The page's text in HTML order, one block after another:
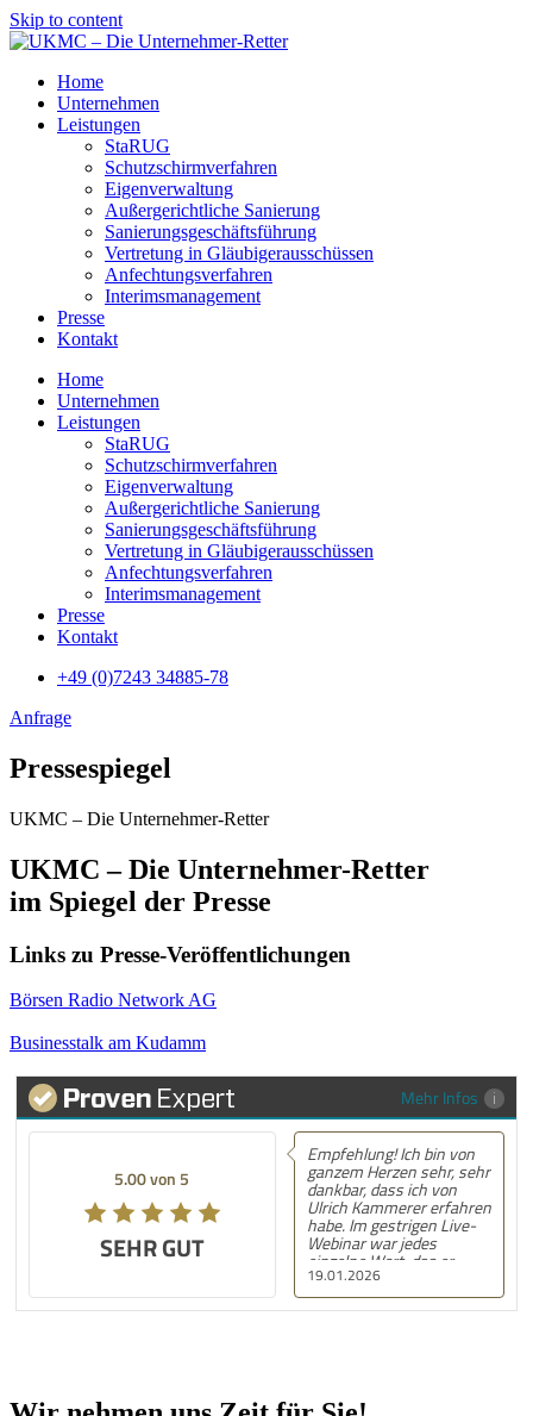
Skip to content
Home
Unternehmen
Leistungen
StaRUG
Schutzschirmverfahren
Eigenverwaltung
Außer­gericht­liche Sanierung
Sanier­ungs­geschäfts­führung
Vertre­tung in Gläubiger­aus­schüssen
Anfecht­ungs­verfahren
Interims­manage­ment
Presse
Kontakt
Home
Unternehmen
Leistungen
StaRUG
Schutzschirmverfahren
Eigenverwaltung
Außer­gericht­liche Sanierung
Sanier­ungs­geschäfts­führung
Vertre­tung in Gläubiger­aus­schüssen
Anfecht­ungs­verfahren
Interims­manage­ment
Presse
Kontakt
+49 (0)7243 34885-78
Anfrage
Pressespiegel
UKMC – Die Unternehmer-Retter
UKMC – Die Unternehmer-Retter
im Spiegel der Presse
Links zu Presse-Veröffentlichungen
Börsen Radio Network AG
Businesstalk am Kudamm